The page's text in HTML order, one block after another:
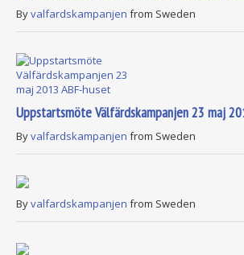
Byvalfardskampanjen from Sweden
Uppstartsmöte Välfärdskampanjen 23 maj
Byvalfardskampanjen from Sweden
Byvalfardskampanjen from Sweden